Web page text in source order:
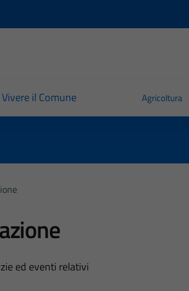
Vivere il Comune Agricoltura
ed eventi relativi